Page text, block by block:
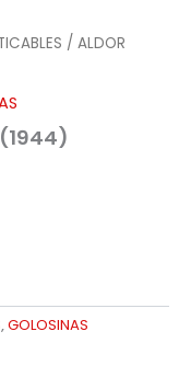
/ ALDOR
(1944)
,GOLOSINAS